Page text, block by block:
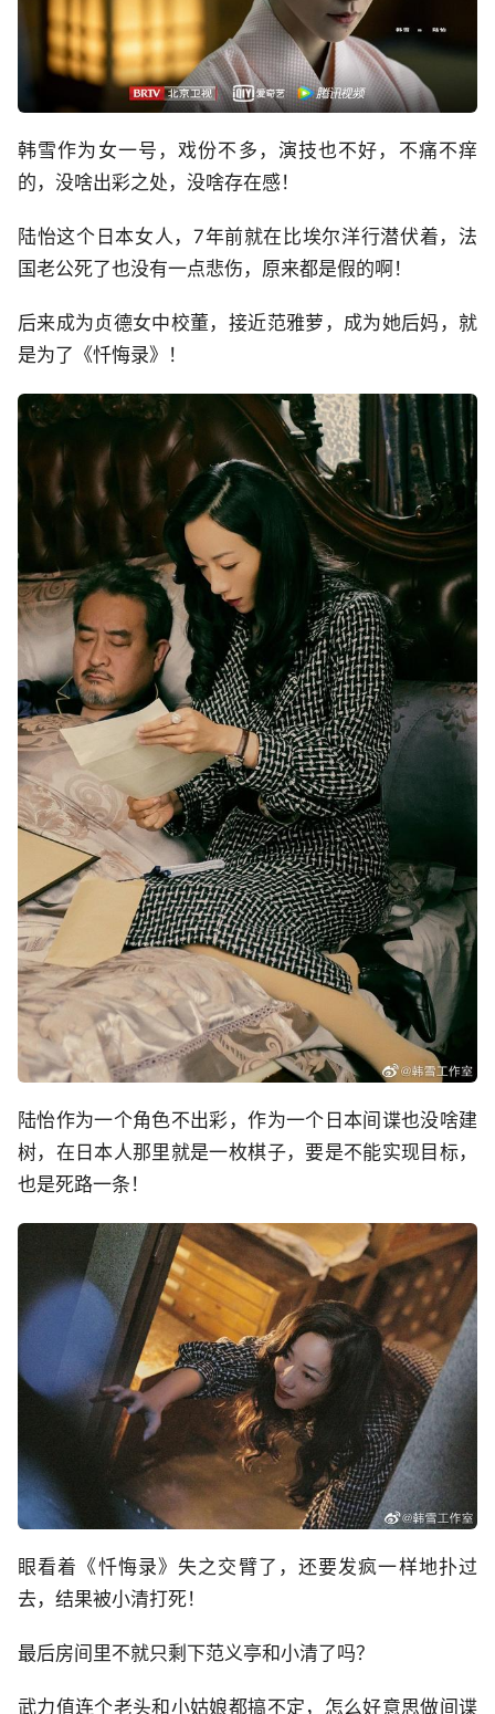
韩雪作为女一号，戏份不多，演技也不好，不痛不痒
的，没啥出彩之处，没啥存在感！
陆怡这个日本女人，7年前就在比埃尔洋行潜伏着，法
国老公死了也没有一点悲伤，原来都是假的啊！
后来成为贞德女中校董，接近范雅萝，成为她后妈，就
是为了《忏悔录》！
陆怡作为一个角色不出彩，作为一个日本间谍也没啥建
树，在日本人那里就是一枚棋子，要是不能实现目标，
也是死路一条！
眼看着《忏悔录》失之交臂了，还要发疯一样地扑过
去，结果被小清打死！
最后房间里不就只剩下范义亭和小清了吗？
武力值连个老头和小姑娘都搞不定，怎么好意思做间谍